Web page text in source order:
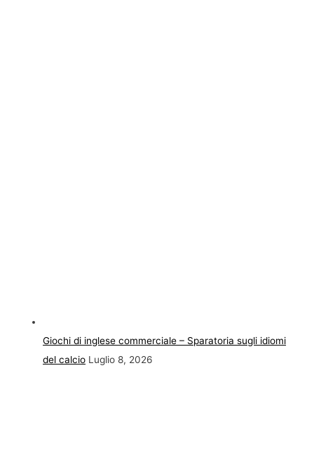
Giochi di inglese commerciale – Sparatoria sugli idiomi
del calcio Luglio 8, 2026